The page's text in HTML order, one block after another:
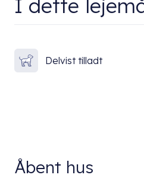
I dette
Delvist tilladt
Åbent hus